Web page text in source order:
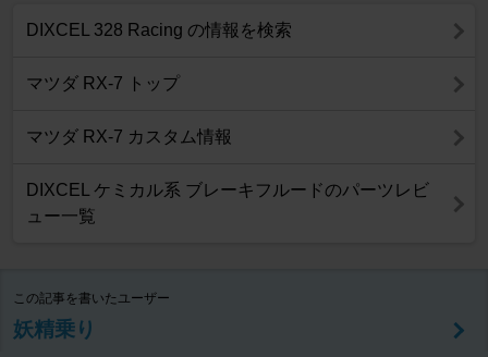
DIXCEL 328 Racing の情報を検索
マツダ RX-7 トップ
マツダ RX-7 カスタム情報
DIXCEL ケミカル系 ブレーキフルードのパーツレビ
ュー一覧
この記事を書いたユーザー
妖精乗り